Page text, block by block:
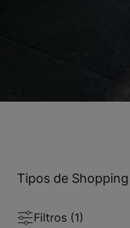
Tipos de Shopping
Filtros (1)